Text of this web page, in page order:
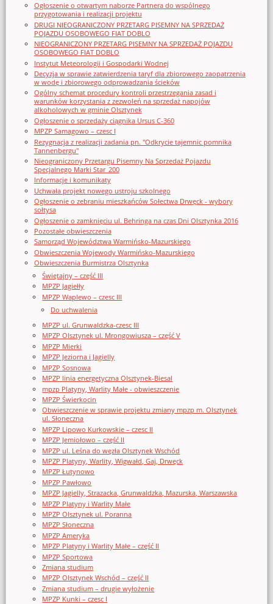
Ogłoszenie o otwartym naborze Partnera do wspólnego
przygotowania i realizacji projektu
DRUGI NIEOGRANICZONY PRZETARG PISEMNY NA SPRZEDAŻ
POJAZDU OSOBOWEGO FIAT DOBLO
NIEOGRANICZONY PRZETARG PISEMNY NA SPRZEDAŻ POJAZDU
OSOBOWEGO FIAT DOBLO
Instytut Meteorologii i Gospodarki Wodnej
Decyzja w sprawie zatwierdzenia taryf dla zbiorowego zaopatrzenia
w wodę i zbiorowego odprowadzania ścieków
Ogólny schemat procedury kontroli przestrzegania zasad i
warunków korzystania z zezwoleń na sprzedaż napojów
alkoholowych w gminie Olsztynek
Ogłoszenie o sprzedaży ciągnika Ursus C-360
MPZP Samagowo – czesc I
Rezygnacja z realizacji zadania pn. "Odkrycie tajemnic pomnika
Tannenbergu"
Nieograniczony Przetargu Pisemny Na Sprzedaż Pojazdu
Specjalnego Marki Star_200
Informacje i komunikaty
Uchwała projekt nowego ustroju szkolnego
Ogłoszenie o zebraniu mieszkańców Sołectwa Drwęck - wybory
sołtysa
Ogłoszenie o zamknięciu ul. Behringa na czas Dni Olsztynka 2016
Pozostałe obwieszczenia
Samorząd Województwa Warmińsko-Mazurskiego
Obwieszczenia Wojewody Warmińsko-Mazurskiego
Obwieszczenia Burmistrza Olsztynka
Świętajny – część III
MPZP Jagiełły
MPZP Waplewo – czesc III
Do uchwalenia
MPZP ul. Grunwaldzka-czesc III
MPZP Olsztynek ul. Mrongowiusza – część V
MPZP Mierki
MPZP Jeziorna i Jagielly
MPZP Sosnowa
MPZP linia energetyczna Olsztynek-Biesal
mpzp Platyny, Warlity Małe - obwieszczenie
MPZP Świerkocin
Obwieszczenie w sprawie projektu zmiany mpzp m. Olsztynek
ul. Słoneczna
MPZP Lipowo Kurkowskie – czesc II
MPZP Jemiołowo – część II
MPZP ul. Leśna do węzła Olsztynek Wschód
MPZP Platyny, Warlity, Wigwałd, Gaj, Drwęck
MPZP Łutynowo
MPZP Pawłowo
MPZP Jagielly, Strazacka, Grunwaldzka, Mazurska, Warszawska
MPZP Platyny i Warlity Małe
MPZP Olsztynek ul. Poranna
MPZP Słoneczna
MPZP Ameryka
MPZP Platyny i Warlity Małe – część II
MPZP Sportowa
Zmiana studium
MPZP Olsztynek Wschód – część II
Zmiana studium – drugie wyłożenie
MPZP Kunki – czesc I